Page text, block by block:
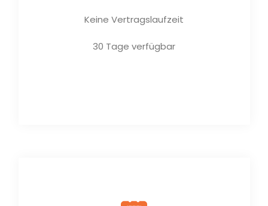
Keine Vertragslaufzeit
30 Tage verfügbar